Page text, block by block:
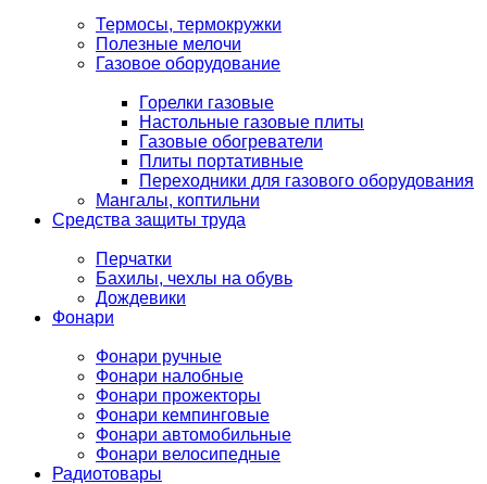
Термосы, термокружки
Полезные мелочи
Газовое оборудование
Горелки газовые
Настольные газовые плиты
Газовые обогреватели
Плиты портативные
Переходники для газового оборудования
Мангалы, коптильни
Средства защиты труда
Перчатки
Бахилы, чехлы на обувь
Дождевики
Фонари
Фонари ручные
Фонари налобные
Фонари прожекторы
Фонари кемпинговые
Фонари автомобильные
Фонари велосипедные
Радиотовары